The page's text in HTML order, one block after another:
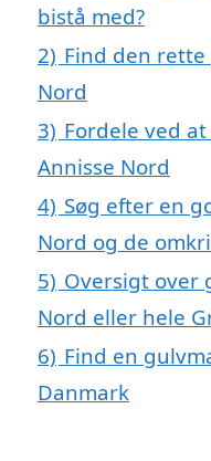
bistå med?
2) Find den
Nord
3) Fordele ved
Annisse Nord
4) Søg efter en
Nord og de
5) Oversigt over
Nord eller hele
6) Find en
Danmark